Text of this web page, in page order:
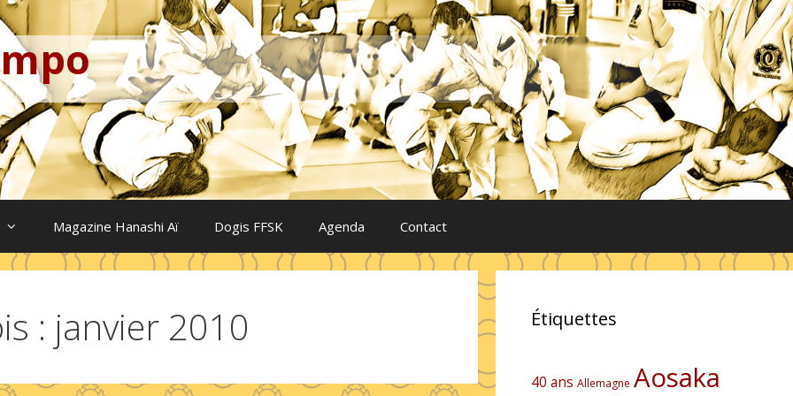
Magazine Hanashi Aï Dogis FFSK Agenda Contact
: janvier 2010 Étiquettes
40 ans Allemagne Aosaka